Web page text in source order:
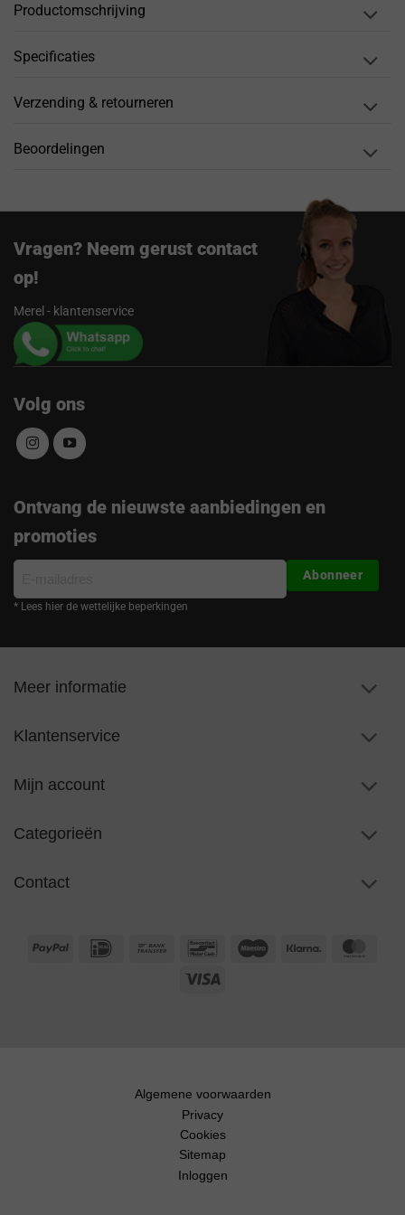
Productomschrijving
Specificaties
Verzending & retourneren
Beoordelingen
Vragen? Neem gerust contact
op!
Merel - klantenservice
Volg ons
Ontvang de nieuwste aanbiedingen en
promoties
mailadres
* Lees hier de wettelijke beperkingen
Abonneer
Meer informatie
Klantenservice
Mijn account
Categorieën
Contact
PayPal IDeal
Bank
BancontactMaestro Klarna
Algemene voorwaarden
Privacy
Cookies
Sitemap
Inloggen